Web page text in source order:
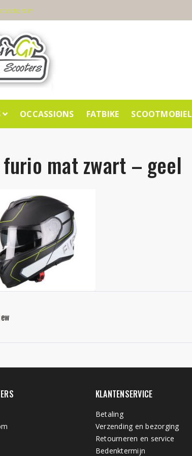
OCCASSIONS FATBIKE SCOOTMOBIEL
mat zwart – geel
KLANTENSERVICE
Betaling
Verzending en bezorging
Retourneren en service
Bedenktermijn